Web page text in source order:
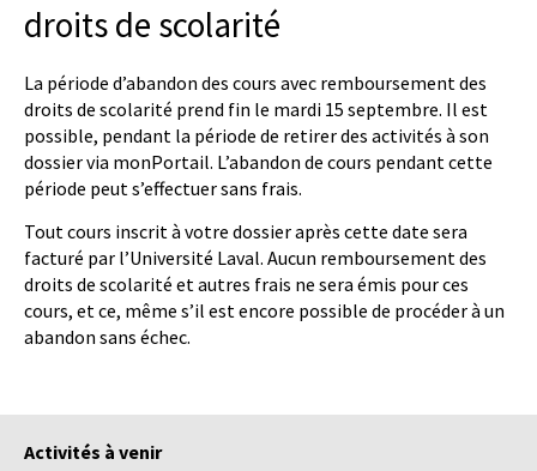
droits de scolarité
La période d’abandon des cours avec remboursement des
droits de scolarité prend fin le mardi 15 septembre. Il est
possible, pendant la période de retirer des activités à son
dossier via monPortail. L’abandon de cours pendant cette
période peut s’effectuer sans frais.
Tout cours inscrit à votre dossier après cette date sera
facturé par l’Université Laval. Aucun remboursement des
droits de scolarité et autres frais ne sera émis pour ces
cours, et ce, même s’il est encore possible de procéder à un
abandon sans échec.
Activités à venir